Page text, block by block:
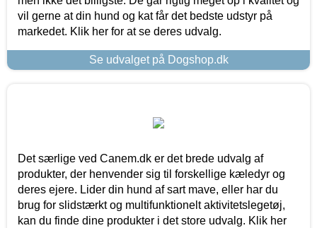
vil gerne at din hund og kat får det bedste udstyr på
markedet. Klik her for at se deres udvalg.
Se udvalget på Dogshop.dk
Det særlige ved Canem.dk er det brede udvalg af
produkter, der henvender sig til forskellige kæledyr og
deres ejere. Lider din hund af sart mave, eller har du
brug for slidstærkt og multifunktionelt aktivitetslegetøj,
kan du finde dine produkter i det store udvalg. Klik her